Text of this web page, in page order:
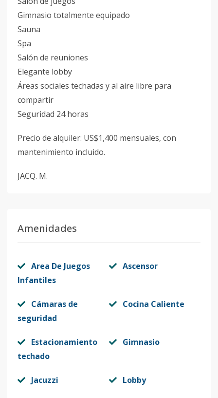
Gimnasio totalmente equipado
Sauna
Spa
Salón de reuniones
Elegante lobby
Áreas sociales techadas y al aire libre para
compartir
Seguridad 24 horas
Precio de alquiler: US$1,400 mensuales, con
mantenimiento incluido.
JACQ. M.
Amenidades
Area De Juegos
Infantiles
Ascensor
Cámaras de
seguridad
Cocina Caliente
Estacionamiento
techado
Gimnasio
Jacuzzi Lobby